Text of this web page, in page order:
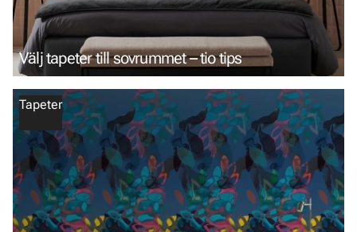
Välj tapeter till sovrummet – tio tips
Tapeter